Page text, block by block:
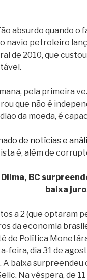
absurdo quando o
navio petroleiro
de 2010, que
pela primeira
que não é
da moeda, é
de notícias e
é, além de
BC
baixa
a 2 (que optaram
da economia
de Política
feira, dia 31 de
A baixa
Na véspera, de